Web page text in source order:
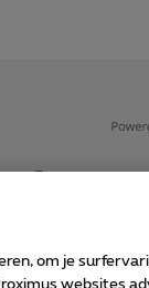
om je
websites